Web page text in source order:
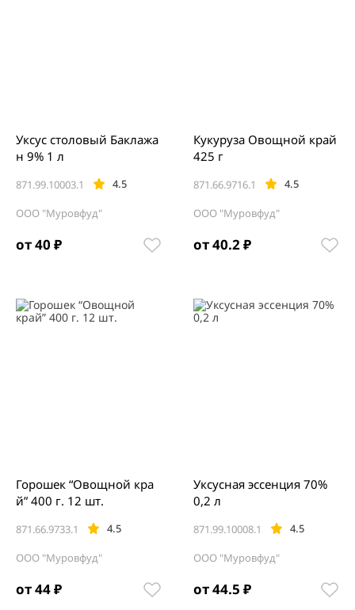
от 40 ₽
871.99.10003.1 4.5
Уксус столовый Баклажа
н 9% 1 л
ООО "Муровфуд"
от 40.2 ₽
871.66.9716.1 4.5
Кукуруза Овощной край
425 г
ООО "Муровфуд"
от 44 ₽
871.66.9733.1 4.5
Горошек “Овощной кра
й” 400 г. 12 шт.
ООО "Муровфуд"
от 44.5 ₽
871.99.10008.1 4.5
Уксусная эссенция 70%
0,2 л
ООО "Муровфуд"